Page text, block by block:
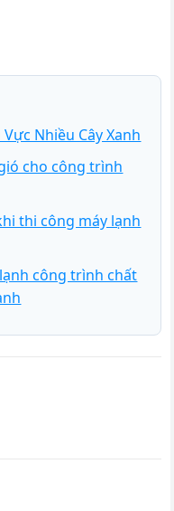
Nhiều Cây Xanh
cho công trình
thi công máy lạnh
công trình chất